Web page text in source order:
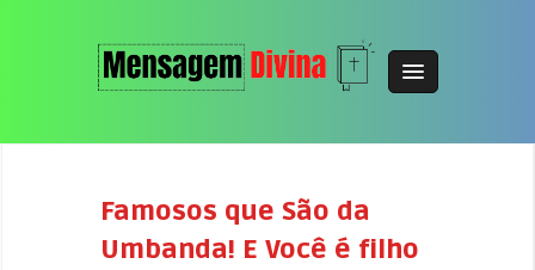
Famosos que São da
Umbanda! E Você é filho